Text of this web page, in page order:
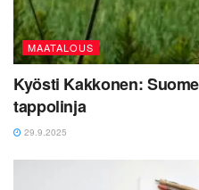
MAATALOUS
Kyösti Kakkonen:
tappolinja
29.9.2025